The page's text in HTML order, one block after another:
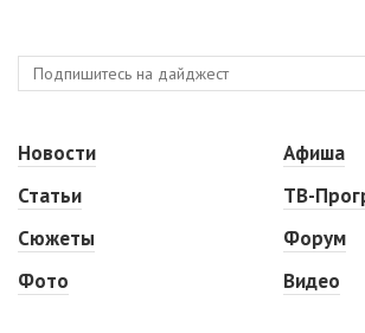
Новости
Статьи
Сюжеты
Фото
Афиша
ТВ-
Форум
Видео